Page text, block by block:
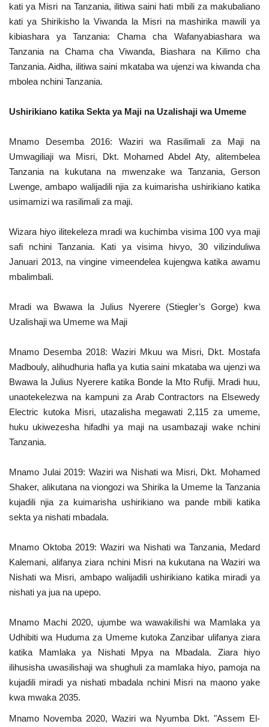
kati ya Misri na Tanzania, ilitiwa saini hati mbili za makubaliano
kati ya Shirikisho la Viwanda la Misri na mashirika mawili ya
kibiashara ya Tanzania: Chama cha Wafanyabiashara wa
Tanzania na Chama cha Viwanda, Biashara na Kilimo cha
Tanzania. Aidha, ilitiwa saini mkataba wa ujenzi wa kiwanda cha
mbolea nchini Tanzania.
Ushirikiano katika Sekta ya Maji na Uzalishaji wa Umeme
Mnamo Desemba 2016: Waziri wa Rasilimali za Maji na
Umwagiliaji wa Misri, Dkt. Mohamed Abdel Aty, alitembelea
Tanzania na kukutana na mwenzake wa Tanzania, Gerson
Lwenge, ambapo walijadili njia za kuimarisha ushirikiano katika
usimamizi wa rasilimali za maji.
Wizara hiyo ilitekeleza mradi wa kuchimba visima 100 vya maji
safi nchini Tanzania. Kati ya visima hivyo, 30 vilizinduliwa
Januari 2013, na vingine vimeendelea kujengwa katika awamu
mbalimbali.
Mradi wa Bwawa la Julius Nyerere (Stiegler’s Gorge) kwa
Uzalishaji wa Umeme wa Maji
Mnamo Desemba 2018: Waziri Mkuu wa Misri, Dkt. Mostafa
Madbouly, alihudhuria hafla ya kutia saini mkataba wa ujenzi wa
Bwawa la Julius Nyerere katika Bonde la Mto Rufiji. Mradi huu,
unaotekelezwa na kampuni za Arab Contractors na Elsewedy
Electric kutoka Misri, utazalisha megawati 2,115 za umeme,
huku ukiwezesha hifadhi ya maji na usambazaji wake nchini
Tanzania.
Mnamo Julai 2019: Waziri wa Nishati wa Misri, Dkt. Mohamed
Shaker, alikutana na viongozi wa Shirika la Umeme la Tanzania
kujadili njia za kuimarisha ushirikiano wa pande mbili katika
sekta ya nishati mbadala.
Mnamo Oktoba 2019: Waziri wa Nishati wa Tanzania, Medard
Kalemani, alifanya ziara nchini Misri na kukutana na Waziri wa
Nishati wa Misri, ambapo walijadili ushirikiano katika miradi ya
nishati ya jua na upepo.
Mnamo Machi 2020, ujumbe wa wawakilishi wa Mamlaka ya
Udhibiti wa Huduma za Umeme kutoka Zanzibar ulifanya ziara
katika Mamlaka ya Nishati Mpya na Mbadala. Ziara hiyo
ilihusisha uwasilishaji wa shughuli za mamlaka hiyo, pamoja na
kujadili miradi ya nishati mbadala nchini Misri na maono yake
kwa mwaka 2035.
Mnamo Novemba 2020, Waziri wa Nyumba Dkt. "Assem El-